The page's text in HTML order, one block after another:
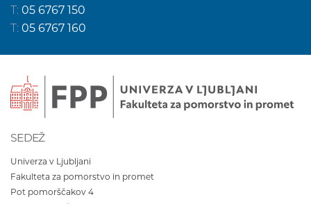
T: 05 6767 150
T: 05 6767 160
SEDEŽ
Univerza v Ljubljani
Fakulteta za pomorstvo in promet
Pot pomorščakov 4